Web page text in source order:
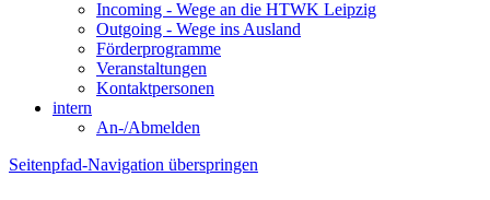
Incoming - Wege an die HTWK Leipzig
Outgoing - Wege ins Ausland
Förderprogramme
Veranstaltungen
Kontaktpersonen
intern
An-/Abmelden
Seitenpfad-Navigation überspringen